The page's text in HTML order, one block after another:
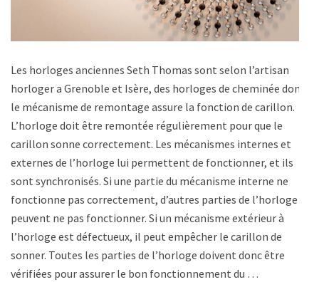
Les horloges anciennes Seth Thomas sont selon l’artisan
horloger a Grenoble et Isère, des horloges de cheminée dont
le mécanisme de remontage assure la fonction de carillon.
L’horloge doit être remontée régulièrement pour que le
carillon sonne correctement. Les mécanismes internes et
externes de l’horloge lui permettent de fonctionner, et ils
sont synchronisés. Si une partie du mécanisme interne ne
fonctionne pas correctement, d’autres parties de l’horloge
peuvent ne pas fonctionner. Si un mécanisme extérieur à
l’horloge est défectueux, il peut empêcher le carillon de
sonner. Toutes les parties de l’horloge doivent donc être
vérifiées pour assurer le bon fonctionnement du …